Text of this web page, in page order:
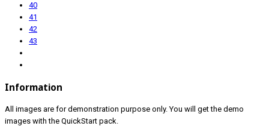
40
41
42
43
Information
All images are for demonstration purpose only. You will get the demo
images with the QuickStart pack.